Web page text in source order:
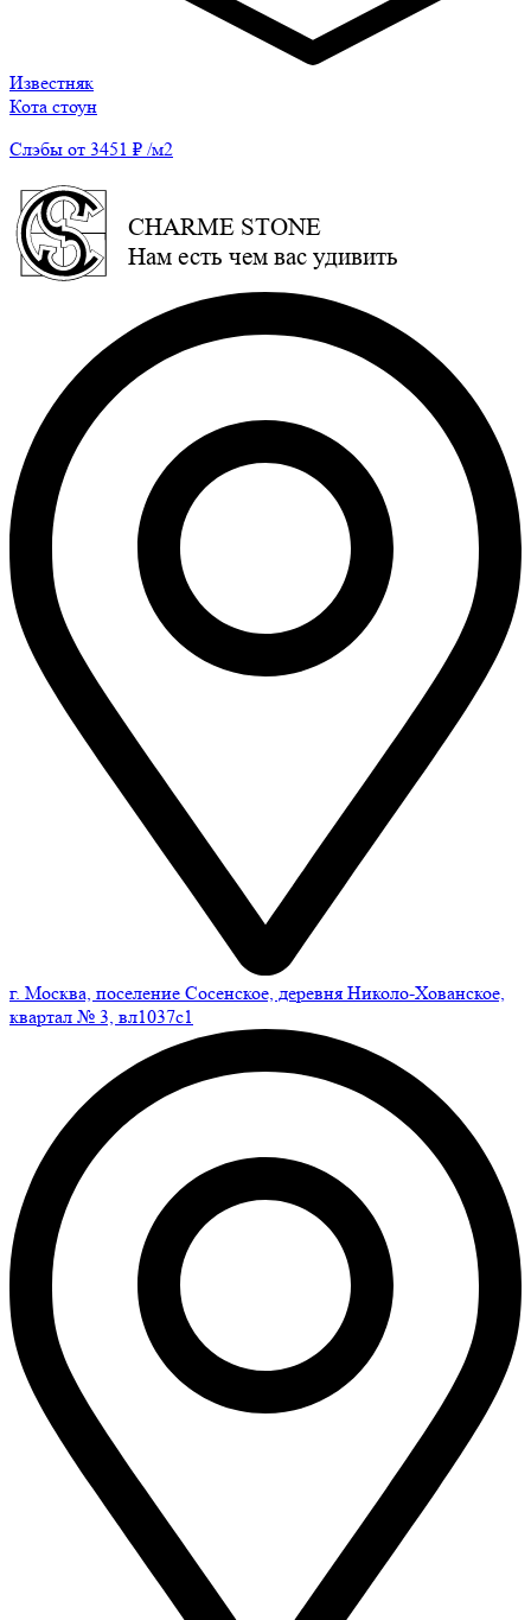
Известняк
Кота стоун
Слэбы от 3451 ₽ /м2
CHARME STONE
Нам есть чем вас удивить
г. Москва, поселение Сосенское, деревня Николо-Хованское,
квартал № 3, вл1037с1